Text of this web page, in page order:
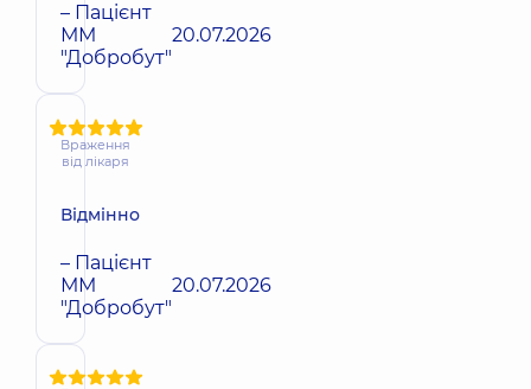
– Пацієнт
ММ
"Добробут"
20.07.2026
Враження
від лікаря
Відмінно
– Пацієнт
ММ
"Добробут"
20.07.2026